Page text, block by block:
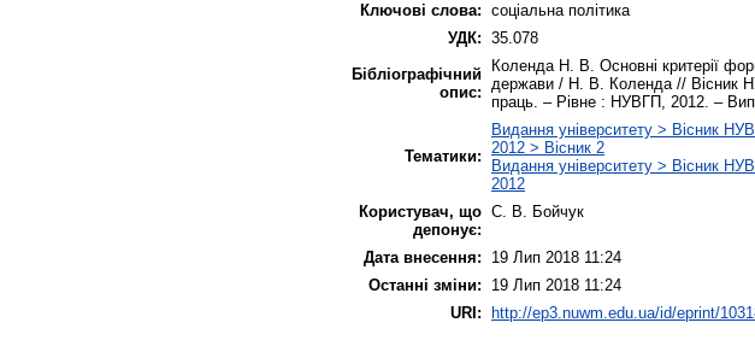
Ключові слова: соціальна політика
УДК: 35.078
Бібліографічний
опис:
Коленда Н. В. Основні критерії
держави / Н. В. Коленда // Вісник
праць. – Рівне : НУВГП, 2012. –
Тематики:
Видання університету > Вісник
2012 > Вісник 2
Видання університету > Вісник
2012
Користувач, що
депонує:
С. В. Бойчук
Дата внесення:
19 Лип 2018 11:24
Останні зміни:
19 Лип 2018 11:24
URI:
http://ep3.nuwm.edu.ua/id/eprint/